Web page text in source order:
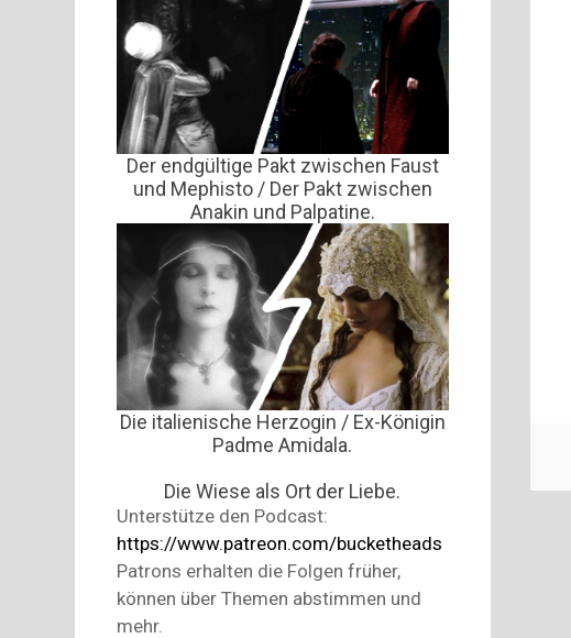
Der endgültige Pakt zwischen Faust
und Mephisto / Der Pakt zwischen
Anakin und Palpatine.
Die italienische Herzogin / Ex-Königin
Padme Amidala.
Die Wiese als Ort der Liebe.
Unterstütze den Podcast:
https://www.patreon.com/bucketheads
Patrons erhalten die Folgen früher,
können über Themen abstimmen und
mehr.